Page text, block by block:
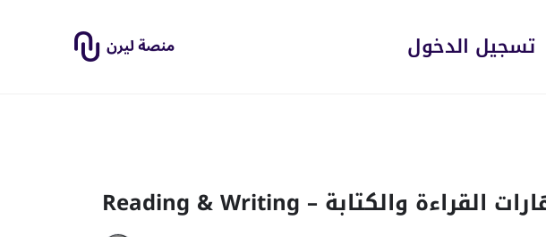
تسجيل الدخول